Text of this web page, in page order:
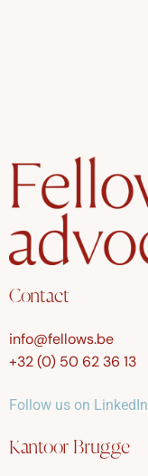
Contact
info@fellows.be
+32 (0) 50 62 36 13
Follow us on LinkedIn
Kantoor Brugge